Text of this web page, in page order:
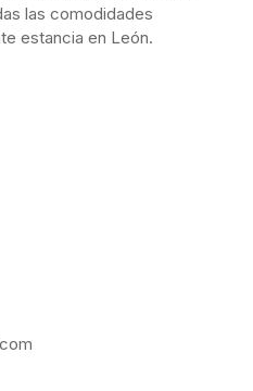
las comodidades
estancia en León.